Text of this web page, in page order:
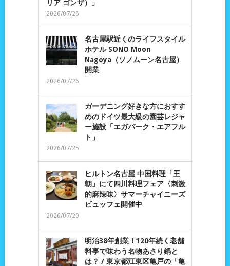
リア ゴンザ）」
2026/07/26
名古屋駅近くのライフスタイル
ホテル SONO Moon
Nagoya（ソノムーン名古屋）
開業
2026/07/26
ガーデニング好きな方におすす
めのドイツ最大級の園芸レジャ
ー施設「エガパーク・エアフル
ト」
2026/07/25
ヒルトン名古屋 中国料理「王
朝」にて四川料理フェア〈刺激
的麻辣味〉サマーチャイニーズ
ビュッフェ開催中
2026/07/20
明治38年創業！120年続く老舗
料亭で味わう名物あさり鍋と
は？ / 東京都江東区亀戸の「亀